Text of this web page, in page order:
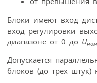
Блоки имеют вход
вход регулировки
диапазоне от 0 до Uном
Допускается
блоков (до трех штук)